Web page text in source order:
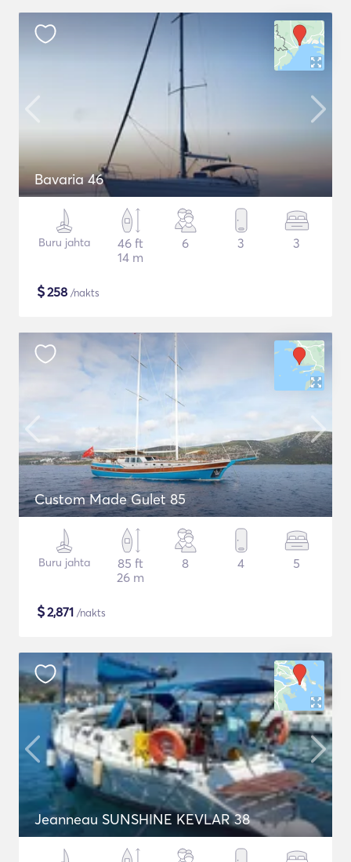
Bavaria 46
Buru jahta
46 ft
14 m
6 3 3
$258 /nakts
Custom Made Gulet 85
Buru jahta
85 ft
26 m
8 4 5
$2,871 /nakts
Jeanneau SUNSHINE KEVLAR 38